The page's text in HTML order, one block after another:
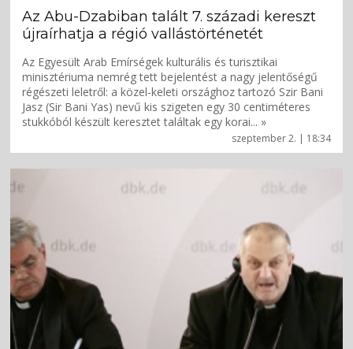
szeptember 2. | 18:34
Az Abu-Dzabiban talált 7. századi kereszt
újraírhatja a régió vallástörténetét
Az Egyesült Arab Emírségek kulturális és turisztikai
minisztériuma nemrég tett bejelentést a nagy jelentőségű
régészeti leletről: a közel-keleti országhoz tartozó Szir Bani
Jasz (Sir Bani Yas) nevű kis szigeten egy 30 centiméteres
stukkóból készült keresztet találtak egy korai... »